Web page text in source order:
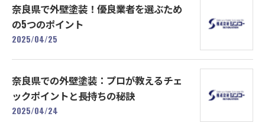
奈良県で外壁塗装！優良業者を選ぶため
の5つのポイント
2025/04/25
奈良県での外壁塗装：プロが教えるチェ
ックポイントと長持ちの秘訣
2025/04/24